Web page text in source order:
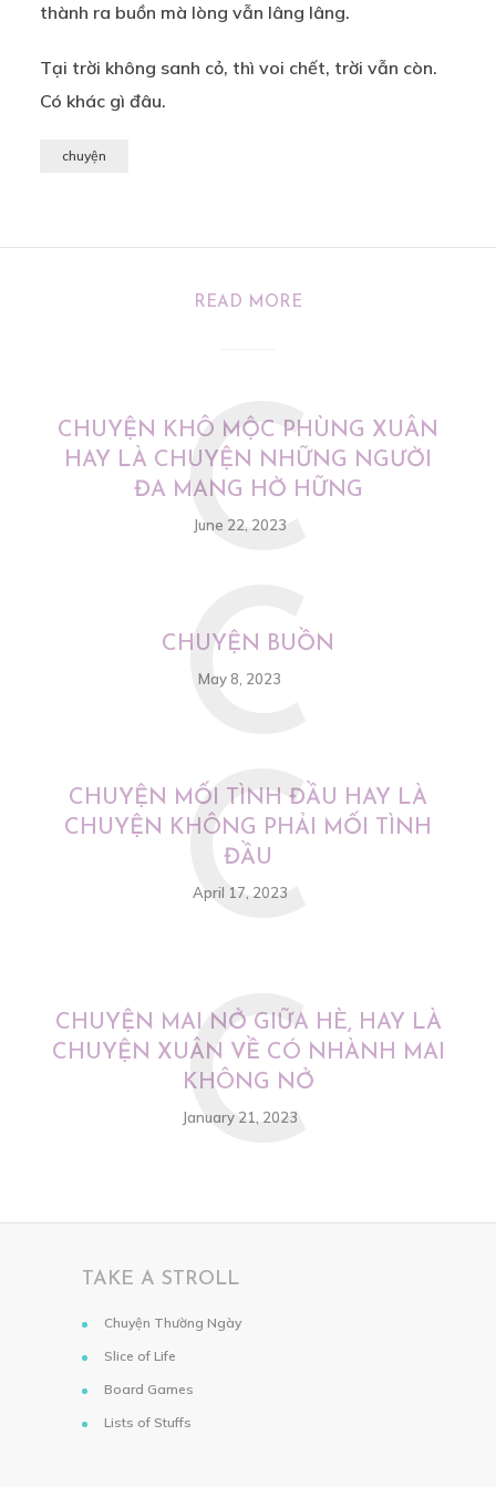
thành ra buồn mà lòng vẫn lâng lâng.
Tại trời không sanh cỏ, thì voi chết, trời vẫn còn.
Có khác gì đâu.
chuyện
READ MORE
CHUYỆN KHÔ MỘC PHÙNG XUÂN
HAY LÀ CHUYỆN NHỮNG NGƯỜI
ĐA MANG HỜ HỮNG
June 22, 2023
C
CHUYỆN BUỒN
May 8, 2023
C
CHUYỆN MỐI TÌNH ĐẦU HAY LÀ
CHUYỆN KHÔNG PHẢI MỐI TÌNH
ĐẦU
April 17, 2023
C
CHUYỆN MAI NỞ GIỮA HÈ, HAY LÀ
CHUYỆN XUÂN VỀ CÓ NHÀNH MAI
KHÔNG NỞ
January 21, 2023
C
TAKE A STROLL
Chuyện Thường Ngày
Slice of Life
Board Games
Lists of Stuffs